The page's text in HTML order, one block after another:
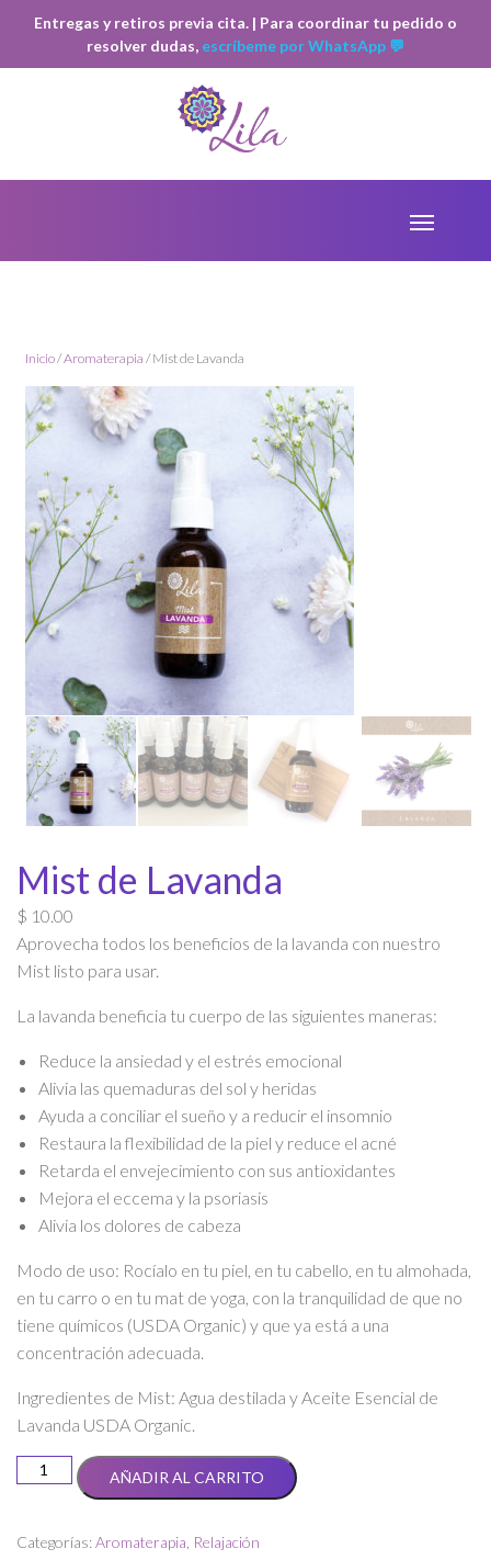
Entregas y retiros previa cita. | Para coordinar tu pedido o
resolver dudas, escríbeme por WhatsApp 💬
Inicio/Aromaterapia / Mist de Lavanda
Mist de Lavanda
$ 10.00
Aprovecha todos los beneficios de la lavanda con nuestro
Mist listo para usar.
La lavanda beneficia tu cuerpo de las siguientes maneras:
Reduce la ansiedad y el estrés emocional
Alivia las quemaduras del sol y heridas
Ayuda a conciliar el sueño y a reducir el insomnio
Restaura la flexibilidad de la piel y reduce el acné
Retarda el envejecimiento con sus antioxidantes
Mejora el eccema y la psoriasis
Alivia los dolores de cabeza
Modo de uso: Rocíalo en tu piel, en tu cabello, en tu almohada,
en tu carro o en tu mat de yoga, con la tranquilidad de que no
tiene químicos (USDA Organic) y que ya está a una
concentración adecuada.
Ingredientes de Mist: Agua destilada y Aceite Esencial de
Lavanda USDA Organic.
Mist
de
cantidad
AÑADIR AL CARRITO
Categorías:Aromaterapia Relajación